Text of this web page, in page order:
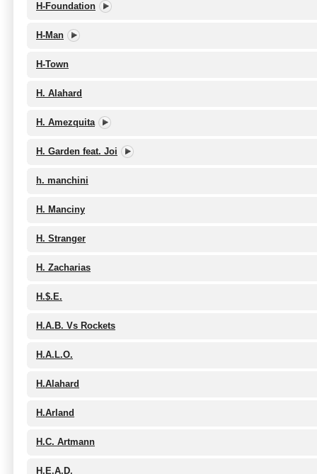
H-Foundation
H-Man
H-Town
H. Alahard
H. Amezquita
H. Garden feat. Joi
h. manchini
H. Manciny
H. Stranger
H. Zacharias
H.$.E.
H.A.B. Vs Rockets
H.A.L.O.
H.Alahard
H.Arland
H.C. Artmann
H.E.A.D.